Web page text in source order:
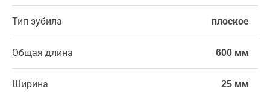
Тип зубила плоское
Общая длина 600 мм
Ширина 25 мм